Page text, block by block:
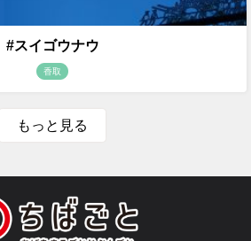
#スイゴウナウ
香取
もっと見る